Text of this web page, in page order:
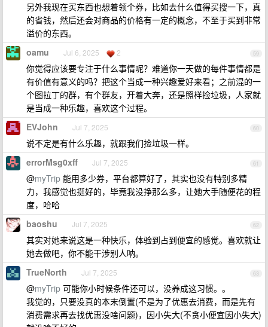
另外我现在买东西也想着领个券，比如去什么值得买搜一下，真
的省钱，然后还会对商品的价格有一定的概念，不至于买到非常
溢价的东西。
59
oamu Jul 6, 2025 2
你觉得应该要专注于什么事情呢？难道你一天做的每件事情都是
有价值有意义的吗？把这个当成一种兴趣爱好来看；之前混的一
个图拉丁的群，有个群友，开着大奔，还是照样捡垃圾，人家就
是当成一种乐趣，喜欢这个过程。
60
EVJohn Jul 7, 2025
说不定是有什么乐趣，就跟我们捡垃圾一样。
61
errorMsg0xff Jul 7, 2025
@myTrip 能用多少券，平台都算好了，其实也没有特别多精
力，我感觉也挺好的，毕竟我没挣那么多，让她大手随便花的程
度，哈哈
62
baoshu Jul 7, 2025
其实对她来说这是一种快乐，体验到占到便宜的感觉。喜欢就让
她去做吧，你不能干涉别人呐。
63
TrueNorth Jul 7, 2025
@myTrip 可能你小时候条件还可以，没养成这习惯。。
我觉的，只要没真的本末倒置(不是为了优惠去消费，而是先有
消费需求再去找优惠没啥问题)，因小失大(不贪小便宜因小失大)